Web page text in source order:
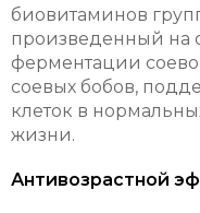
биовитаминов
произведенный на
ферментации
соевых бобов,
клеток в
жизни.
Антивозрастной